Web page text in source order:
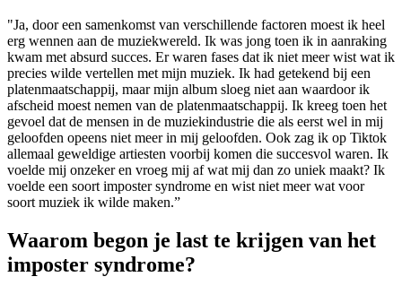
"Ja, door een samenkomst van verschillende factoren moest ik heel
erg wennen aan de muziekwereld. Ik was jong toen ik in aanraking
kwam met absurd succes. Er waren fases dat ik niet meer wist wat ik
precies wilde vertellen met mijn muziek. Ik had getekend bij een
platenmaatschappij, maar mijn album sloeg niet aan waardoor ik
afscheid moest nemen van de platenmaatschappij. Ik kreeg toen het
gevoel dat de mensen in de muziekindustrie die als eerst wel in mij
geloofden opeens niet meer in mij geloofden. Ook zag ik op Tiktok
allemaal geweldige artiesten voorbij komen die succesvol waren. Ik
voelde mij onzeker en vroeg mij af wat mij dan zo uniek maakt? Ik
voelde een soort imposter syndrome en wist niet meer wat voor
soort muziek ik wilde maken.”
Waarom begon je last te krijgen van het
imposter syndrome?